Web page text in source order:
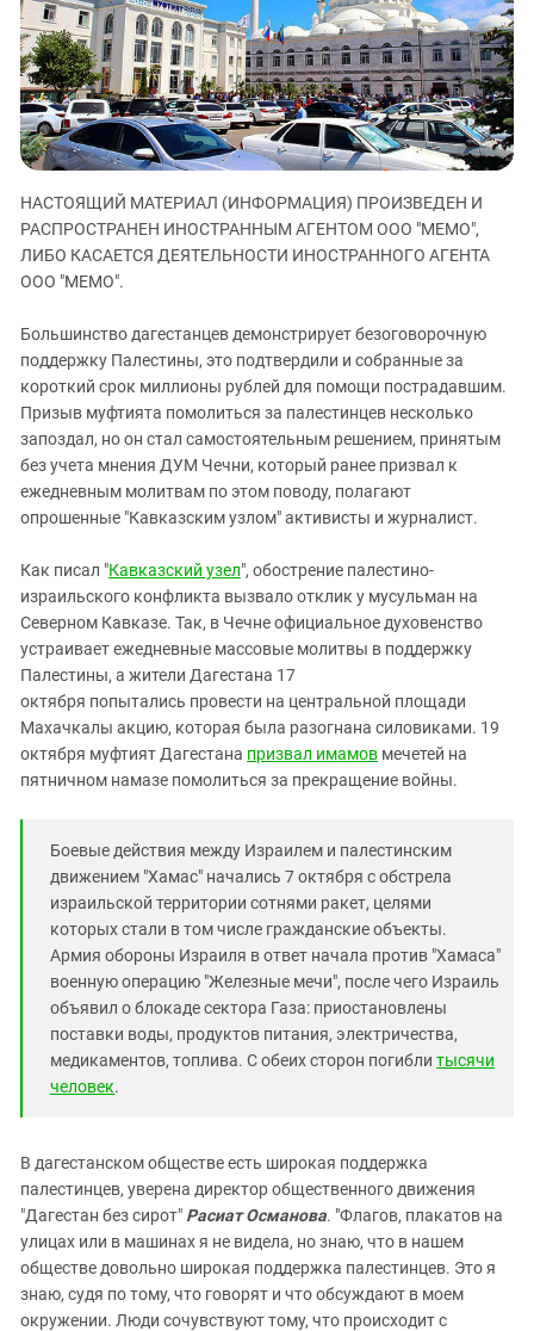
ЗАСТАВЛЯЕТ
КАВКАЗ ЗА ПАЛЕСТИНУ
ИНАКОМЫСЛИЕ В ЧЕЧНЕ
ПРЕСЛЕДОВАНИЕ АКТИВИСТОВ
МОБИЛИЗАЦИЯ И ПРОТЕСТЫ
Дагестан
Ингушетия
Кабардино-Балкария
Калмыкия
Карачаево-Черкесия
Краснодарский край
Российская Федерация
Северная Осетия - Алания
СКФО
Ставропольский край
Чечня
Южная Осетия
ЮФО
НАСТОЯЩИЙ МАТЕРИАЛ (ИНФОРМАЦИЯ) ПРОИЗВЕДЕН И
РАСПРОСТРАНЕН ИНОСТРАННЫМ АГЕНТОМ ООО "МЕМО",
ЛИБО КАСАЕТСЯ ДЕЯТЕЛЬНОСТИ ИНОСТРАННОГО АГЕНТА
ООО "МЕМО".
Большинство дагестанцев демонстрирует безоговорочную
поддержку Палестины, это подтвердили и собранные за
короткий срок миллионы рублей для помощи пострадавшим.
Призыв муфтията помолиться за палестинцев несколько
запоздал, но он стал самостоятельным решением, принятым
без учета мнения ДУМ Чечни, который ранее призвал к
ежедневным молитвам по этом поводу, полагают
опрошенные "Кавказским узлом" активисты и журналист.
Как писал "Кавказский узел", обострение палестино-
израильского конфликта вызвало отклик у мусульман на
Северном Кавказе. Так, в Чечне официальное духовенство
устраивает ежедневные массовые молитвы в поддержку
Палестины, а жители Дагестана 17
октября попытались провести на центральной площади
Махачкалы акцию, которая была разогнана силовиками. 19
октября муфтият Дагестана призвал имамов мечетей на
пятничном намазе помолиться за прекращение войны.
Боевые действия между Израилем и палестинским
движением "Хамас" начались 7 октября с обстрела
израильской территории сотнями ракет, целями
которых стали в том числе гражданские объекты.
Армия обороны Израиля в ответ начала против "Хамаса"
военную операцию "Железные мечи", после чего Израиль
объявил о блокаде сектора Газа: приостановлены
поставки воды, продуктов питания, электричества,
медикаментов, топлива. С обеих сторон погибли тысячи
человек.
В дагестанском обществе есть широкая поддержка
палестинцев, уверена директор общественного движения
"Дагестан без сирот" Расиат Османова. "Флагов, плакатов на
улицах или в машинах я не видела, но знаю, что в нашем
обществе довольно широкая поддержка палестинцев. Это я
знаю, судя по тому, что говорят и что обсуждают в моем
окружении. Люди сочувствуют тому, что происходит с